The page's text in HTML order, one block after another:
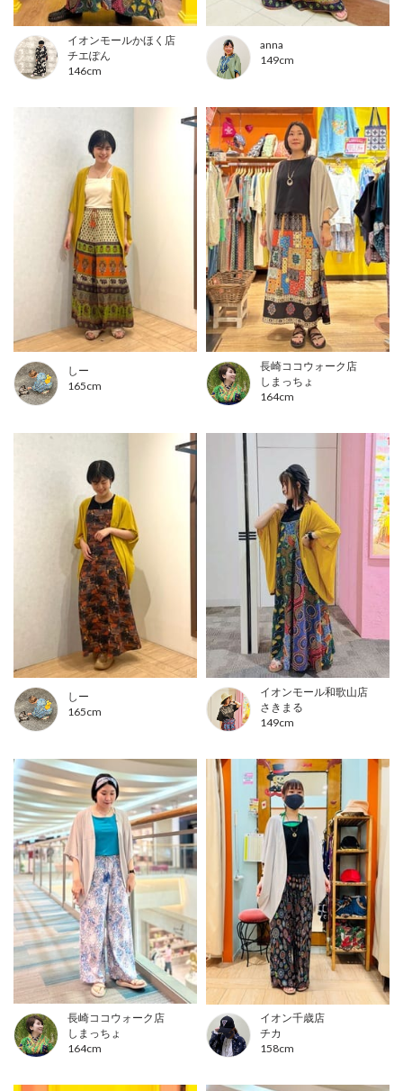
イオンモールかほく店
チエぽん
146cm
anna
149cm
しー
165cm
長崎ココウォーク店
しまっちょ
164cm
しー
165cm
イオンモール和歌山店
さきまる
149cm
長崎ココウォーク店
しまっちょ
164cm
イオン千歳店
チカ
158cm